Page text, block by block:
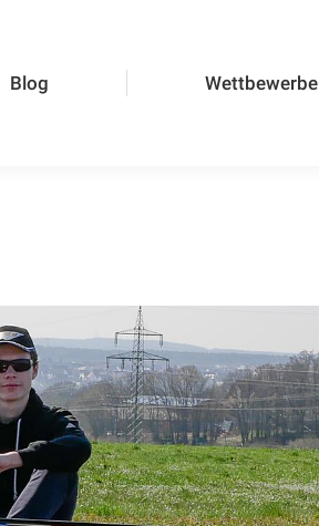
Blog Wettbewerbe